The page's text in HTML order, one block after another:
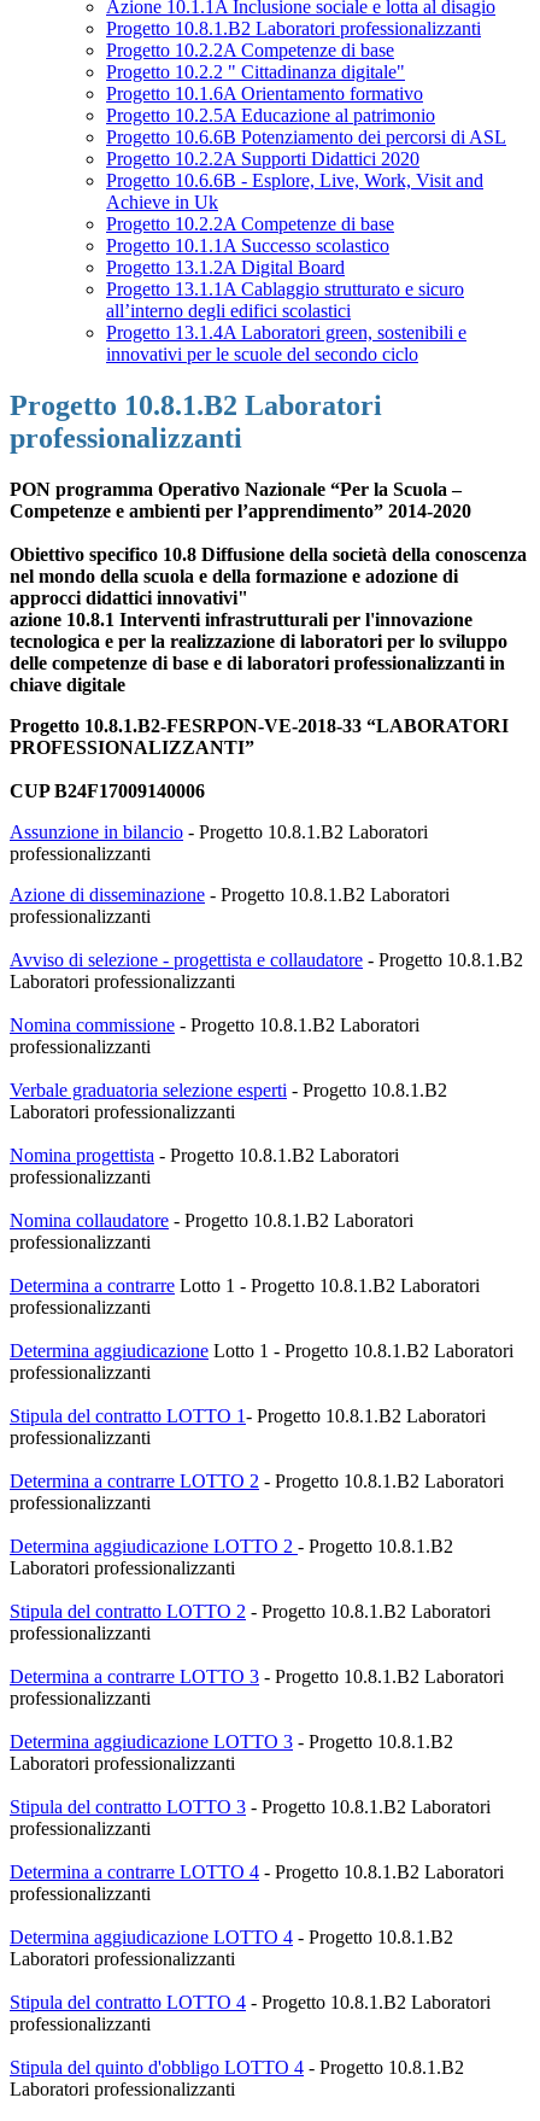
Azione 10.1.1A Inclusione sociale e lotta al disagio
Progetto 10.8.1.B2 Laboratori professionalizzanti
Progetto 10.2.2A Competenze di base
Progetto 10.2.2 " Cittadinanza digitale"
Progetto 10.1.6A Orientamento formativo
Progetto 10.2.5A Educazione al patrimonio
Progetto 10.6.6B Potenziamento dei percorsi di ASL
Progetto 10.2.2A Supporti Didattici 2020
Progetto 10.6.6B - Esplore, Live, Work, Visit and
Achieve in Uk
Progetto 10.2.2A Competenze di base
Progetto 10.1.1A Successo scolastico
Progetto 13.1.2A Digital Board
Progetto 13.1.1A Cablaggio strutturato e sicuro
all’interno degli edifici scolastici
Progetto 13.1.4A Laboratori green, sostenibili e
innovativi per le scuole del secondo ciclo
Progetto 10.8.1.B2 Laboratori
professionalizzanti
PON programma Operativo Nazionale “Per la Scuola –
Competenze e ambienti per l’apprendimento” 2014-2020
Obiettivo specifico 10.8 Diffusione della società della conoscenza
nel mondo della scuola e della formazione e adozione di
approcci didattici innovativi"
azione 10.8.1 Interventi infrastrutturali per l'innovazione
tecnologica e per la realizzazione di laboratori per lo sviluppo
delle competenze di base e di laboratori professionalizzanti in
chiave digitale
Progetto 10.8.1.B2-FESRPON-VE-2018-33 “LABORATORI
PROFESSIONALIZZANTI”
CUP B24F17009140006
Assunzione in bilancio - Progetto 10.8.1.B2 Laboratori
professionalizzanti
Azione di disseminazione - Progetto 10.8.1.B2 Laboratori
professionalizzanti
Avviso di selezione - progettista e collaudatore - Progetto 10.8.1.B2
Laboratori professionalizzanti
Nomina commissione - Progetto 10.8.1.B2 Laboratori
professionalizzanti
Verbale graduatoria selezione esperti - Progetto 10.8.1.B2
Laboratori professionalizzanti
Nomina progettista - Progetto 10.8.1.B2 Laboratori
professionalizzanti
Nomina collaudatore - Progetto 10.8.1.B2 Laboratori
professionalizzanti
Determina a contrarre Lotto 1 - Progetto 10.8.1.B2 Laboratori
professionalizzanti
Determina aggiudicazione Lotto 1 - Progetto 10.8.1.B2 Laboratori
professionalizzanti
Stipula del contratto LOTTO 1- Progetto 10.8.1.B2 Laboratori
professionalizzanti
Determina a contrarre LOTTO 2 - Progetto 10.8.1.B2 Laboratori
professionalizzanti
Determina aggiudicazione LOTTO 2 - Progetto 10.8.1.B2
Laboratori professionalizzanti
Stipula del contratto LOTTO 2 - Progetto 10.8.1.B2 Laboratori
professionalizzanti
Determina a contrarre LOTTO 3 - Progetto 10.8.1.B2 Laboratori
professionalizzanti
Determina aggiudicazione LOTTO 3 - Progetto 10.8.1.B2
Laboratori professionalizzanti
Stipula del contratto LOTTO 3 - Progetto 10.8.1.B2 Laboratori
professionalizzanti
Determina a contrarre LOTTO 4 - Progetto 10.8.1.B2 Laboratori
professionalizzanti
Determina aggiudicazione LOTTO 4 - Progetto 10.8.1.B2
Laboratori professionalizzanti
Stipula del contratto LOTTO 4 - Progetto 10.8.1.B2 Laboratori
professionalizzanti
Stipula del quinto d'obbligo LOTTO 4 - Progetto 10.8.1.B2
Laboratori professionalizzanti